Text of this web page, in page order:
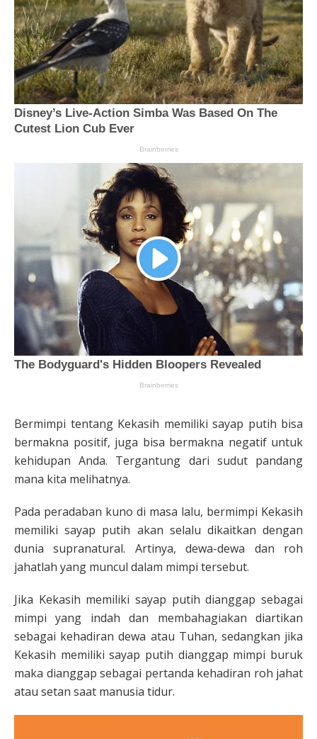
Bermimpi tentang Kekasih memiliki sayap putih bisa
bermakna positif, juga bisa bermakna negatif untuk
kehidupan Anda. Tergantung dari sudut pandang
mana kita melihatnya.
Pada peradaban kuno di masa lalu, bermimpi Kekasih
memiliki sayap putih akan selalu dikaitkan dengan
dunia supranatural. Artinya, dewa-dewa dan roh
jahatlah yang muncul dalam mimpi tersebut.
Jika Kekasih memiliki sayap putih dianggap sebagai
mimpi yang indah dan membahagiakan diartikan
sebagai kehadiran dewa atau Tuhan, sedangkan jika
Kekasih memiliki sayap putih dianggap mimpi buruk
maka dianggap sebagai pertanda kehadiran roh jahat
atau setan saat manusia tidur.